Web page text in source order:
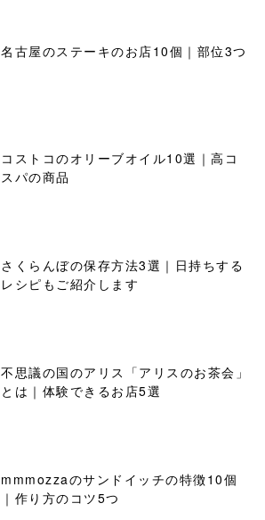
名古屋のステーキのお店10個｜部位3つ
コストコのオリーブオイル10選｜高コ
スパの商品
さくらんぼの保存方法3選｜日持ちする
レシピもご紹介します
不思議の国のアリス「アリスのお茶会」
とは｜体験できるお店5選
mmmozzaのサンドイッチの特徴10個
｜作り方のコツ5つ